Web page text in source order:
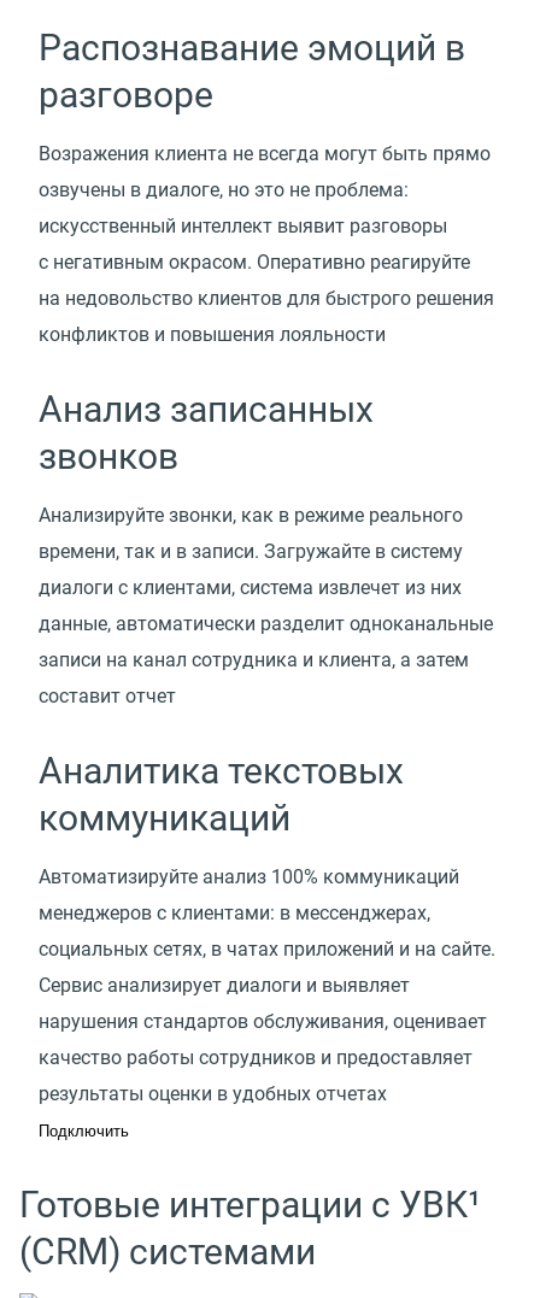
Распознавание эмоций в
разговоре
Возражения клиента не всегда могут быть прямо
озвучены в диалоге, но это не проблема:
искусственный интеллект выявит разговоры
с негативным окрасом. Оперативно реагируйте
на недовольство клиентов для быстрого решения
конфликтов и повышения лояльности
Анализ записанных
звонков
Анализируйте звонки, как в режиме реального
времени, так и в записи. Загружайте в систему
диалоги с клиентами, система извлечет из них
данные, автоматически разделит одноканальные
записи на канал сотрудника и клиента, а затем
составит отчет
Аналитика текстовых
коммуникаций
Автоматизируйте анализ 100% коммуникаций
менеджеров с клиентами: в мессенджерах,
социальных сетях, в чатах приложений и на сайте.
Сервис анализирует диалоги и выявляет
нарушения стандартов обслуживания, оценивает
качество работы сотрудников и предоставляет
результаты оценки в удобных отчетах
Подключить
Готовые интеграции с УВК¹
(CRM) системами